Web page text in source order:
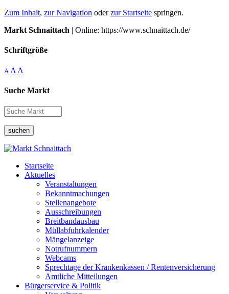
Zum Inhalt, zur Navigation oderzur Startseite springen.
Markt Schnaittach | Online: https://www.schnaittach.de/
Schriftgröße
A A A
Suche Markt
suchen
Startseite
Aktuelles
Veranstaltungen
Bekanntmachungen
Stellenangebote
Ausschreibungen
Breitbandausbau
Müllabfuhrkalender
Mängelanzeige
Notrufnummern
Webcams
Sprechtage der Krankenkassen / Rentenversicherung
Amtliche Mitteilungen
Bürgerservice & Politik